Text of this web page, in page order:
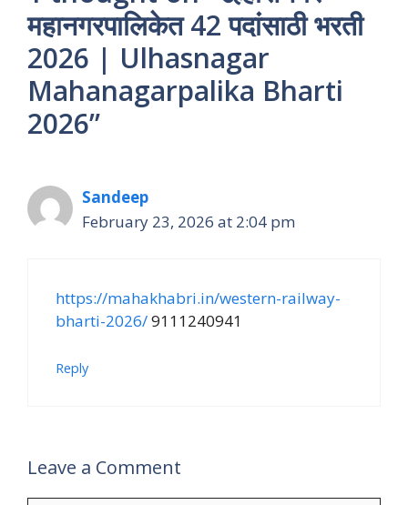
महानगरपालिकेत 42 पदांसाठी भरती
2026 | Ulhasnagar
Mahanagarpalika Bharti
2026”
Sandeep
February 23, 2026 at 2:04 pm
https://mahakhabri.in/western-railway-
bharti-2026/9111240941
Reply
Leave a Comment